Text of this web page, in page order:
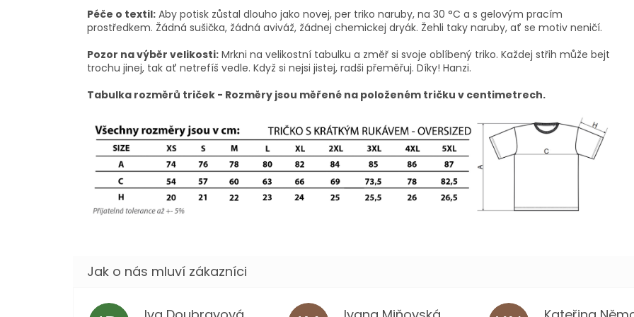
Péče o textil: Aby potisk zůstal dlouho jako novej, per triko naruby, na 30 °C a s gelovým pracím
prostředkem. Žádná sušička, žádná aviváž, žádnej chemickej dryák. Žehli taky naruby, ať se motiv neničí.
Pozor na výběr velikosti: Mrkni na velikostní tabulku a změř si svoje oblíbený triko. Každej střih může bejt
trochu jinej, tak ať netrefíš vedle. Když si nejsi jistej, radši přeměřuj. Díky! Hanzi.
Tabulka rozměrů triček - Rozměry jsou měřené na položeném tričku v centimetrech.